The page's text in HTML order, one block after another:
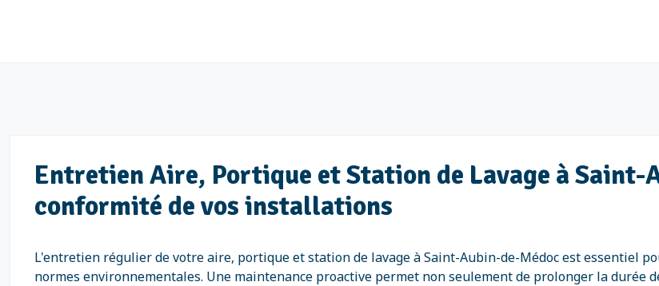
Entretien Aire, Portique et Station de Lavage à Saint-
conformité de vos installations
L'entretien régulier de votre aire, portique et station de lavage à Saint-Aubin-de-Médoc est essentiel
normes environnementales. Une maintenance proactive permet non seulement de prolonger la durée